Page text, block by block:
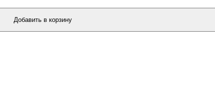
Добавить в корзину